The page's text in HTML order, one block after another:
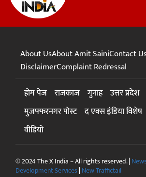
About UsAbout Amit SainiContact
DisclaimerComplaint Redressal
होम पेज राजकाज गुनाह उत्तर प्रदेश
मुजफ्फरनगर पोस्ट द एक्स इंडिया विशेष
वीडियो
© 2024 The X India – All rights reserved. |
Development Services | New Traffictail